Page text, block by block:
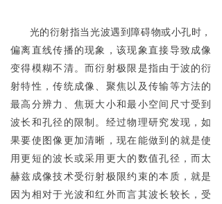
光的衍射指当光波遇到障碍物或小孔时，
偏离直线传播的现象，该现象直接导致成像
变得模糊不清。而衍射极限是指由于波的衍
射特性，传统成像、聚焦以及传输等方法的
最高分辨力、焦斑大小和最小空间尺寸受到
波长和孔径的限制。经过物理研究发现，如
果要使图像更加清晰，现在能做到的就是使
用更短的波长或采用更大的数值孔径，而太
赫兹成像技术受衍射极限约束的本质，就是
因为相对于光波和红外而言其波长较长，受